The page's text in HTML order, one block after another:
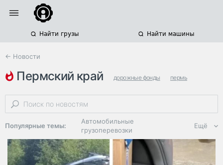
Найти грузы Найти машины
← Новости
пермский край дорожные фонды пермь
река чусовая
Популярные темы:
Автомобильные
грузоперевозки
Региональная
логистика
Ещё